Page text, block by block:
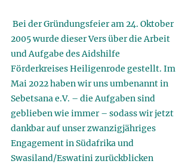
Bei der Gründungsfeier am 24. Oktober
2005 wurde dieser Vers über die Arbeit
und Aufgabe des Aidshilfe
Förderkreises Heiligenrode gestellt. Im
Mai 2022 haben wir uns umbenannt in
Sebetsana e.V. – die Aufgaben sind
geblieben wie immer – sodass wir jetzt
dankbar auf unser zwanzigjähriges
Engagement in Südafrika und
Swasiland/Eswatini zurückblicken